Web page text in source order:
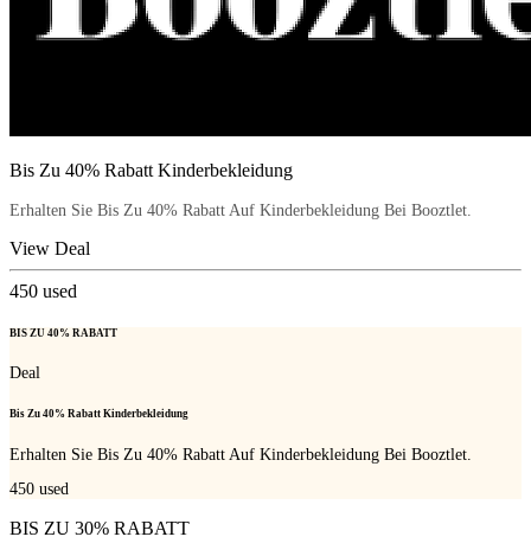
Bis Zu 40% Rabatt Kinderbekleidung
Erhalten Sie Bis Zu 40% Rabatt Auf Kinderbekleidung Bei Booztlet.
View Deal
450 used
BIS ZU 40% RABATT
Deal
Bis Zu 40% Rabatt Kinderbekleidung
Erhalten Sie Bis Zu 40% Rabatt Auf Kinderbekleidung Bei Booztlet.
450 used
BIS ZU 30% RABATT